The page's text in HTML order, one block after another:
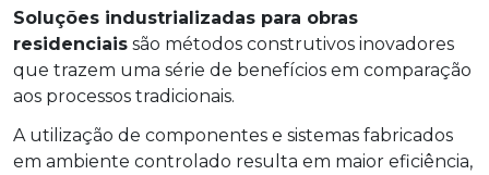
Soluções industrializadas para obras
residenciais são métodos construtivos inovadores
que trazem uma série de benefícios em comparação
aos processos tradicionais.
A utilização de componentes e sistemas fabricados
em ambiente controlado resulta em maior eficiência,